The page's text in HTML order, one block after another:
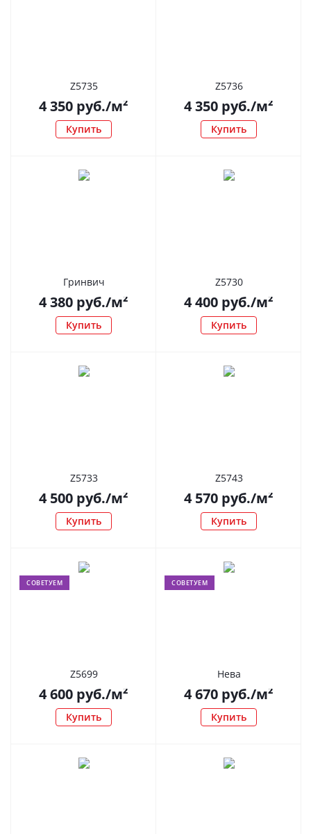
Z5735
4 350 руб./м²
Купить
Z5736
4 350 руб./м²
Купить
Гринвич
4 380 руб./м²
Купить
Z5730
4 400 руб./м²
Купить
Z5733
4 500 руб./м²
Купить
Z5743
4 570 руб./м²
Купить
СОВЕТУЕМ
Z5699
4 600 руб./м²
Купить
СОВЕТУЕМ
Нева
4 670 руб./м²
Купить